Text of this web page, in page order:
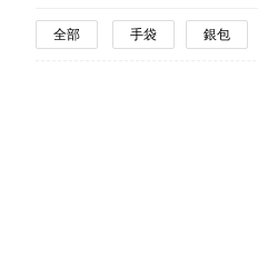
全部 手袋 銀包